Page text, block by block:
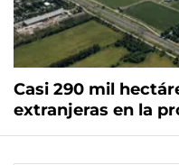
Casi 290 mil
extranjeras en la